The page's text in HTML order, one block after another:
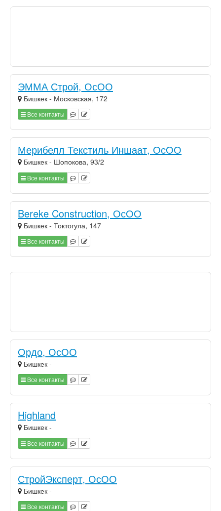
ЭММА Строй, ОсОО
Бишкек - Московская, 172
Все контакты
Мерибелл Текстиль Иншаат, ОсОО
Бишкек - Шопокова, 93/2
Все контакты
Bereke Construction, ОсОО
Бишкек - Токтогула, 147
Все контакты
Ордо, ОсОО
Бишкек -
Все контакты
Highland
Бишкек -
Все контакты
СтройЭксперт, ОсОО
Бишкек -
Все контакты